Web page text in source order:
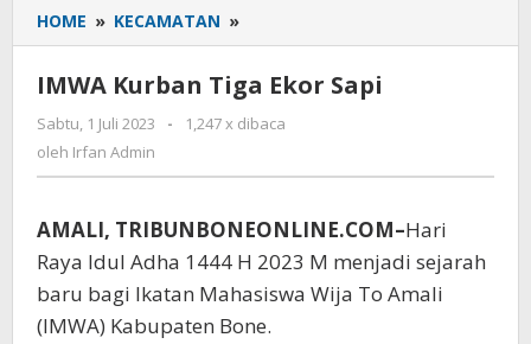
HOME » KECAMATAN »
Kurban
Ekor
Sapi
IMWA Kurban Tiga Ekor Sapi
Sabtu, 1 Juli 2023
oleh
-
1,247 x dibaca
oleh Irfan Admin
AMALI, TRIBUNBONEONLINE.COM–Hari
Raya Idul Adha 1444 H 2023 M menjadi sejarah
baru bagi Ikatan Mahasiswa Wija To Amali
(IMWA) Kabupaten Bone.